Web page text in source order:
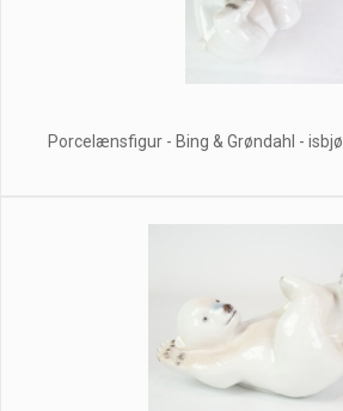
Porcelænsfigur - Bing & Grøndahl -